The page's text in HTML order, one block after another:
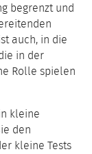
begrenzt und
auch, in die
in der
Rolle spielen
kleine
den
kleine Tests